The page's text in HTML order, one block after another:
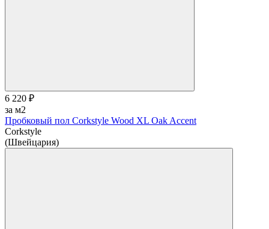
6 220 ₽
за м2
Пробковый пол Corkstyle Wood XL Oak Accent
Corkstyle
(Швейцария)